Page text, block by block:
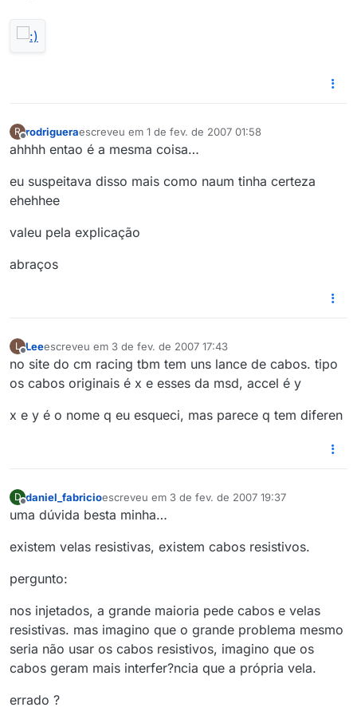
R
Offline
rodrigueraescreveu em 1 de fev. de 2007 01:58
última edição por
ahhhh entao é a mesma coisa…
eu suspeitava disso mais como naum tinha certeza
ehehhee
valeu pela explicação
abraços
L
Offline
Leeescreveu em 3 de fev. de 2007 17:43
última edição por
no site do cm racing tbm tem uns lance de cabos. tipo
os cabos originais é x e esses da msd, accel é y
x e y é o nome q eu esqueci, mas parece q tem diferen
D
Offline
daniel_fabricioescreveu em 3 de fev. de 2007 19:37
última edição por
uma dúvida besta minha…
existem velas resistivas, existem cabos resistivos.
pergunto:
nos injetados, a grande maioria pede cabos e velas
resistivas. mas imagino que o grande problema mesmo
seria não usar os cabos resistivos, imagino que os
cabos geram mais interfer?ncia que a própria vela.
errado ?